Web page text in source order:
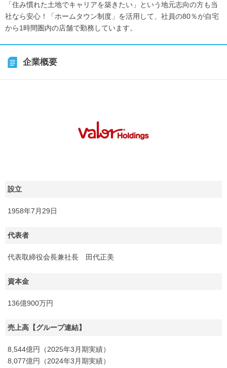
「住み慣れた土地でキャリアを築きたい」という地元志向の方も当
社なら安心！「ホームタウン制度」を活用して、社員の80％が自宅
から1時間圏内の店舗で勤務しています。
企業概要
設立
1958年7月29日
代表者
代表取締役会長兼社長 田代正美
資本金
136億900万円
売上高【グループ連結】
8,544億円（2025年3月期実績）
8,077億円（2024年3月期実績）